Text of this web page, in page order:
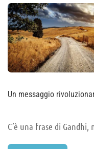
Un messaggio
C’è una frase di